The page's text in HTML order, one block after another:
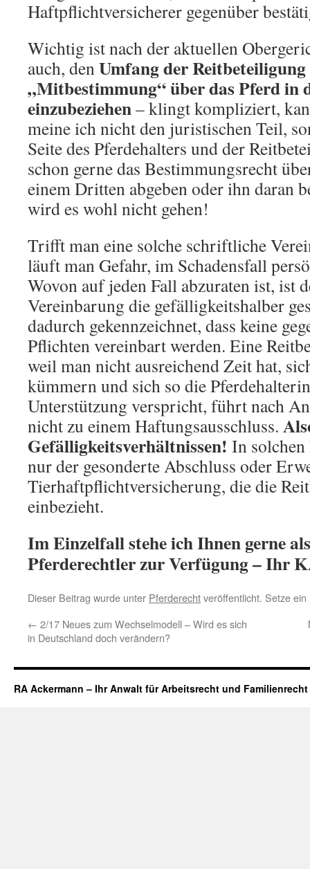
Haftpflichtversicherer gegenüber
Wichtig ist nach der aktuellen
auch, denUmfang der
„Mitbestimmung“ über das Pferd in
einzubeziehen– klingt kompliziert,
meine ich nicht den juristischen Teil,
Seite des Pferdehalters und der
schon gerne das Bestimmungsrecht
einem Dritten abgeben oder ihn daran
wird es wohl nicht gehen!
Trifft man eine solche schriftliche
läuft man Gefahr, im Schadensfall
Wovon auf jeden Fall abzuraten ist, ist
Vereinbarung die gefälligkeitshalber
dadurch gekennzeichnet, dass keine
Pflichten vereinbart werden. Eine
weil man nicht ausreichend Zeit hat,
kümmern und sich so die
Unterstützung verspricht, führt nach
nicht zu einem Haftungsausschluss.
Gefälligkeitsverhältnissen! In
nur der gesonderte Abschluss oder
Tierhaftpflichtversicherung, die die
einbezieht.
Im Einzelfall stehe ich Ihnen gerne
Pferderechtler zur Verfügung – Ihr
Dieser Beitrag wurde unter Pferderechtveröffentlicht. Setze
← 2/17 Neues zum Wechselmodell – Wird es sich
in Deutschland doch verändern?
RA Ackermann – Ihr Anwalt für Arbeitsrecht und